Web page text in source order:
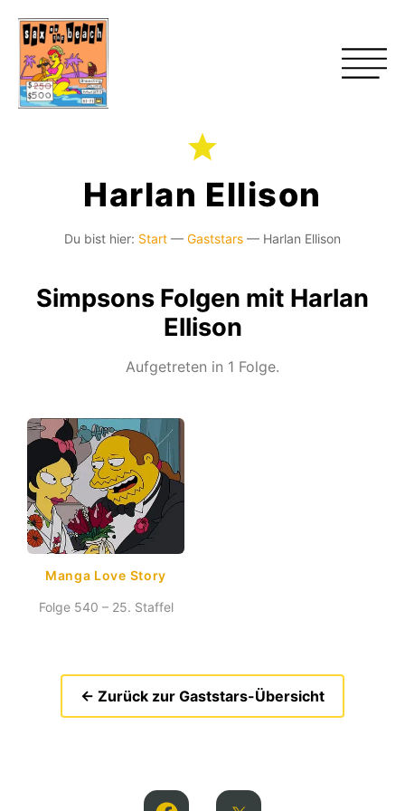
Harlan Ellison
Du bist hier: Start — Gaststars — Harlan Ellison
Simpsons Folgen mit Harlan
Ellison
Aufgetreten in 1 Folge.
Manga Love Story
Folge 540 – 25. Staffel
← Zurück zur Gaststars-Übersicht